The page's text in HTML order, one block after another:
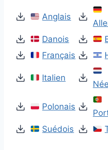
Anglais
Danois
Français
Italien
Polonais
Suédois